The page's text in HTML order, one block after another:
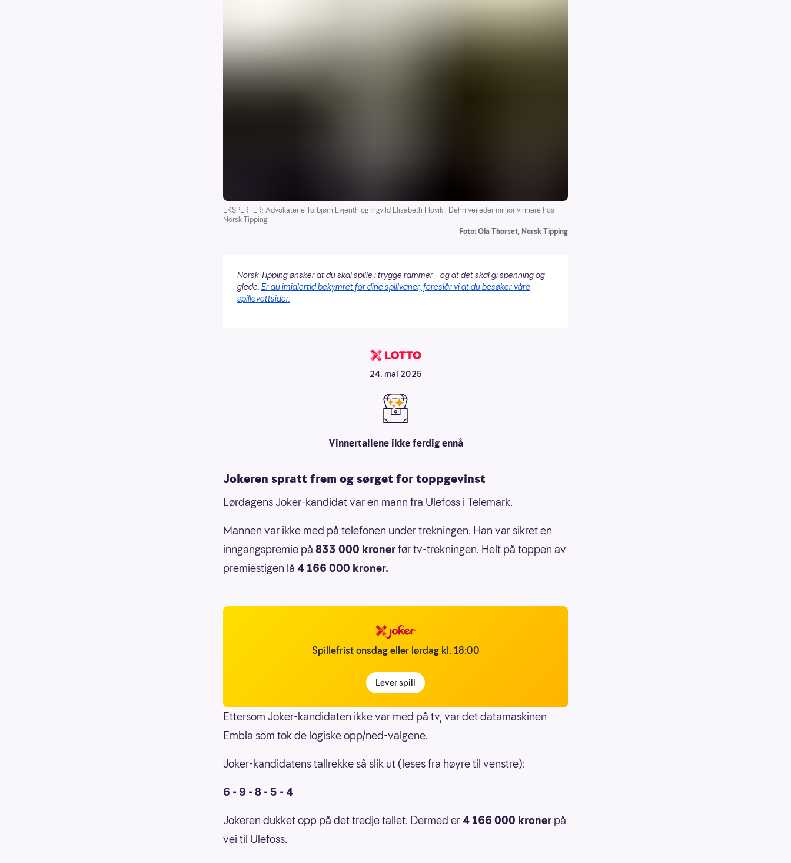
EKSPERTER: Advokatene Torbjørn Evjenth og Ingvild Elisabeth Flovik i Dehn veileder millionvinnere hos
Norsk Tipping.
Foto: Ola Thorset, Norsk Tipping
Norsk Tipping ønsker at du skal spille i trygge rammer - og at det skal gi spenning og
glede. Er du imidlertid bekymret for dine spillvaner, foreslår vi at du besøker våre
spillevettsider.
24. mai 2025
Vinnertallene ikke ferdig ennå
Jokeren spratt frem og sørget for toppgevinst
Lørdagens Joker-kandidat var en mann fra Ulefoss i Telemark.
Mannen var ikke med på telefonen under trekningen. Han var sikret en
inngangspremie på 833 000 kronerfør tv-trekningen. Helt på toppen av
premiestigen lå 4 166 000 kroner.
Spillefrist onsdag eller lørdag kl. 18:00
Lever spill
Ettersom Joker-kandidaten ikke var med på tv, var det datamaskinen
Embla som tok de logiske opp/ned-valgene.
Joker-kandidatens tallrekke så slik ut (leses fra høyre til venstre):
6 - 9 - 8 - 5 - 4
Jokeren dukket opp på det tredje tallet. Dermed er 4 166 000 kroner på
vei til Ulefoss.